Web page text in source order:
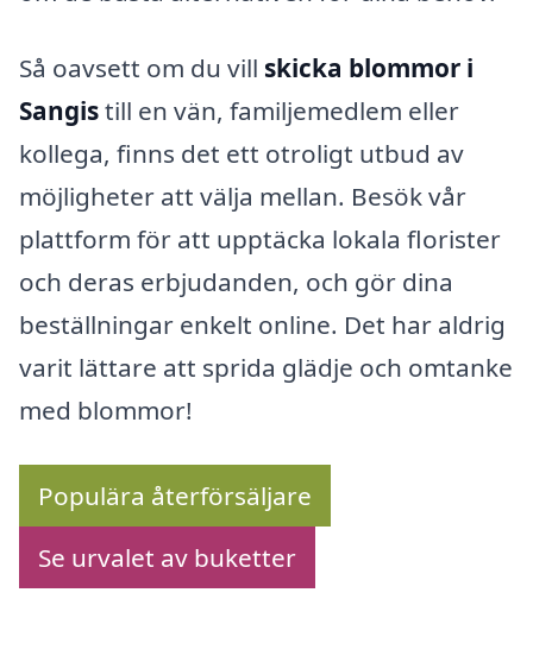
Så oavsett om du vill skicka blommor i
Sangistill en vän, familjemedlem eller
kollega, finns det ett otroligt utbud av
möjligheter att välja mellan. Besök vår
plattform för att upptäcka lokala florister
och deras erbjudanden, och gör dina
beställningar enkelt online. Det har aldrig
varit lättare att sprida glädje och omtanke
med blommor!
Populära återförsäljare
Se urvalet av buketter